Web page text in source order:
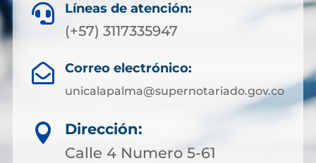
 Líneas de atención:
(+57) 3117335947
 Correo electrónico:
unicalapalma@supernotariado.gov.co

Dirección:
Calle 4 Numero 5-61